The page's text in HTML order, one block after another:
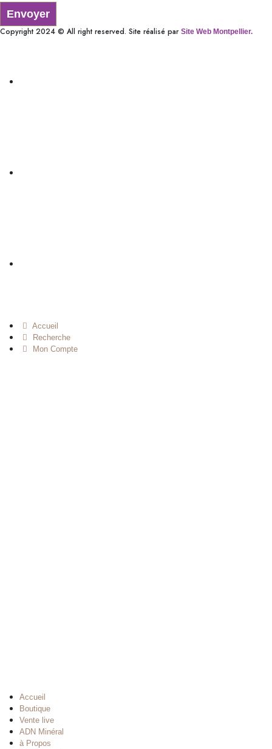
Envoyer
Copyright 2024 © All right reserved. Site réalisé par Site Web Montpellier.
Accueil
Recherche
Mon Compte
Accueil
Boutique
Vente live
ADN Minéral
à Propos